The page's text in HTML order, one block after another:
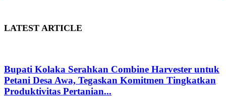
LATEST ARTICLE
Bupati Kolaka Serahkan Combine Harvester untuk
Petani Desa Awa, Tegaskan Komitmen Tingkatkan
Produktivitas Pertanian...